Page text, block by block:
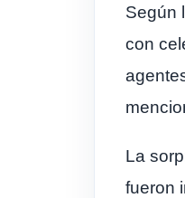
Según
con
La
fueron